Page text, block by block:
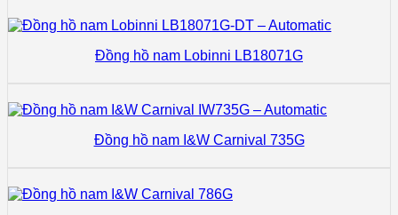
Đồng hồ nam Lobinni LB18071G
Đồng hồ nam I&W Carnival 735G